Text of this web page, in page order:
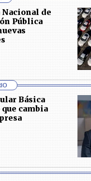
Nacional de
Pública
Básica
cambia